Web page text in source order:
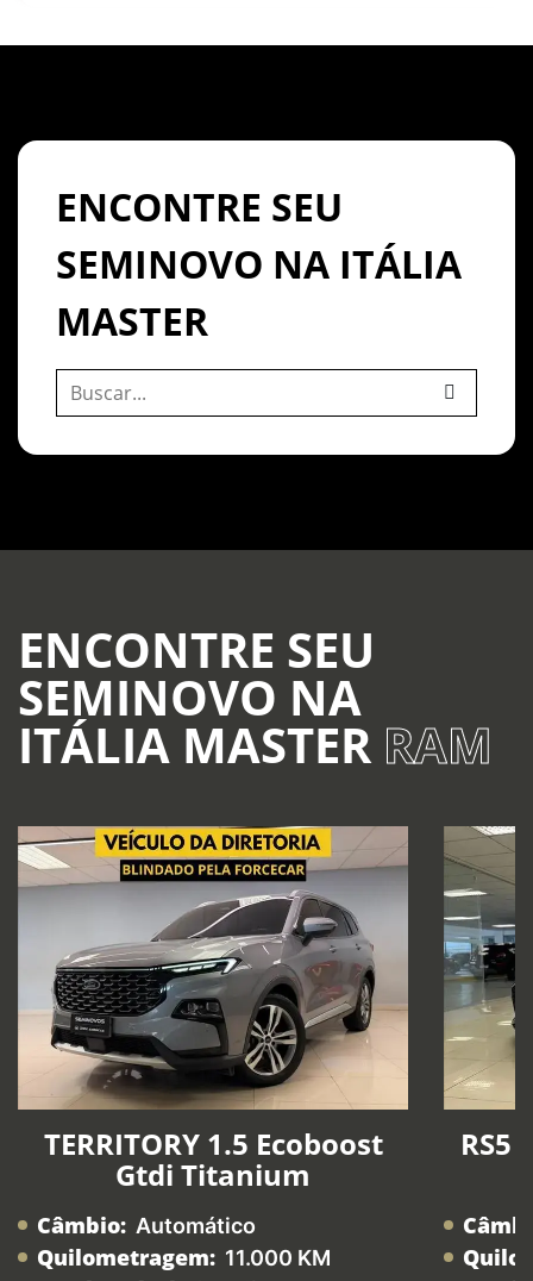
ENCONTRE SEU
SEMINOVO NA ITÁLIA
MASTER
ENCONTRE SEU
SEMINOVO NA
ITÁLIA MASTER RAM
TERRITORY 1.5 Ecoboost
Gtdi Titanium
Câmbio: Automático
Quilometragem: 11.000 KM
RS5